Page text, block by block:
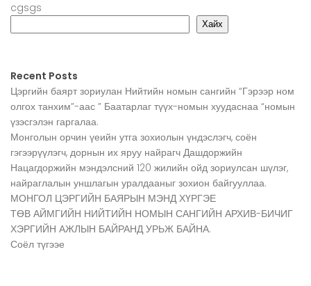
cgsgs
Хайх
Recent Posts
Цэргийн баярт зориулан Нийтийн номын сангийн “Гэрээр ном
олгох танхим”-аас ” Баатарлаг түүх-номын хуудаснаа “номын
үзэсгэлэн гаргалаа.
Монголын орчин үеийн утга зохиолын үндэслэгч, соён
гэгээрүүлэгч, дорнын их яруу найрагч Дашдоржийн
Нацагдоржийн мэндэлсний 120 жилийн ойд зориулсан шүлэг,
найраглалын уншлагын уралдааныг зохион байгууллаа.
МОНГОЛ ЦЭРГИЙН БАЯРЫН МЭНД ХҮРГЭЕ
ТӨВ АЙМГИЙН НИЙТИЙН НОМЫН САНГИЙН АРХИВ-БИЧИГ
ХЭРГИЙН АЖЛЫН БАЙРАНД УРЬЖ БАЙНА.
Соёл түгээе